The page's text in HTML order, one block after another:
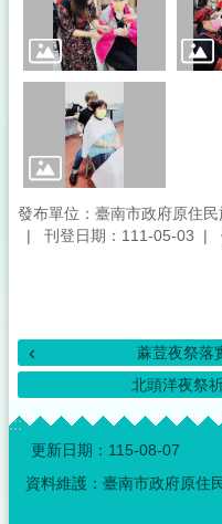
區
流
化
專
公
告
專
區
原
住
發布單位：臺南市政府原住
刊登日期：111-05-03
蔴荳夜祭落
北頭洋夜祭
:::
更新日期： 115-08-07
資料維護：臺南市政府原住